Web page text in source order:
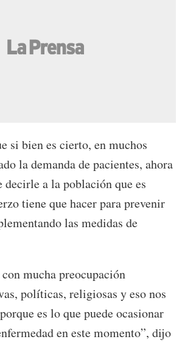
si bien es cierto, en muchos
la demanda de pacientes, ahora
decirle a la población que es
tiene que hacer para prevenir
las medidas de
mucha preocupación
políticas, religiosas y eso nos
es lo que puede ocasionar
en este momento”, dijo